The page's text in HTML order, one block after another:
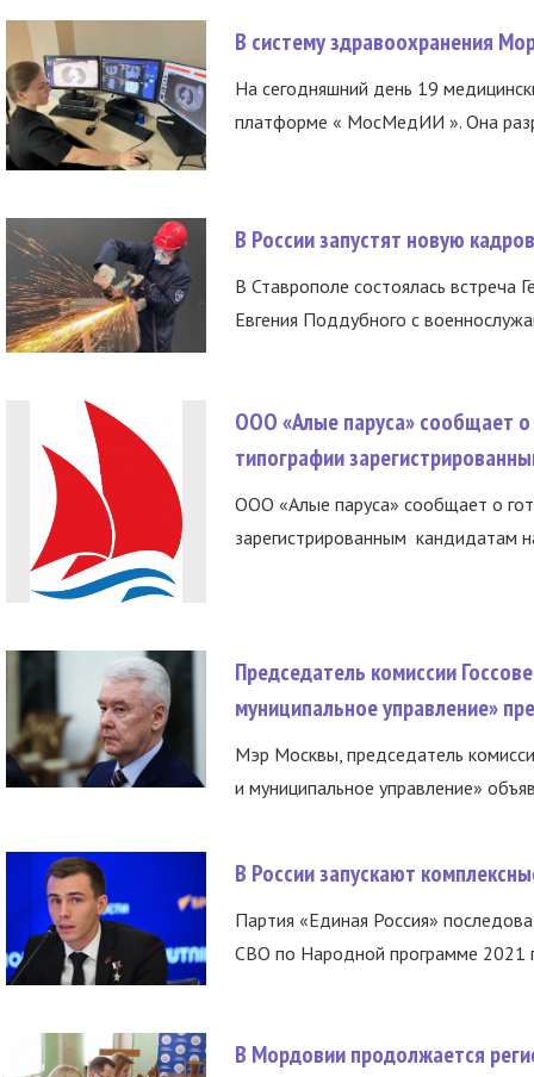
В систему здравоохранения
На сегодняшний день 19
платформе « МосМедИИ ». Она
В России запустят новую
В Ставрополе состоялась встреча
Евгения Поддубного с
ООО «Алые паруса» сообщает о
типографии
ООО «Алые паруса» сообщает о
зарегистрированным кандидатам
Председатель комиссии
муниципальное управление»
Мэр Москвы, председатель
и муниципальное управление»
В России запускают
Партия «Единая Россия»
СВО по Народной программе 2021
В Мордовии продолжается